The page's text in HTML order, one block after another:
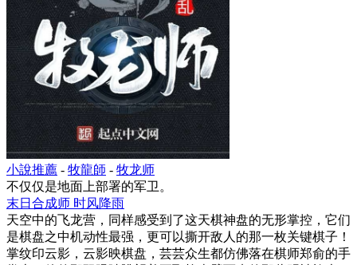
小說推薦 - 牧龍師 - 牧龙师
不仅仅是地面上部署的军卫。
末日合成师 时风降雨
天空中的飞龙营，同样感受到了这天棋神盘的无形掌控，它们
是棋盘之中机动性最强，更可以撕开敌人的那一枚关键棋子！
掌纹印云影，云影映棋盘，芸芸众生都仿佛落在棋师郑俞的手